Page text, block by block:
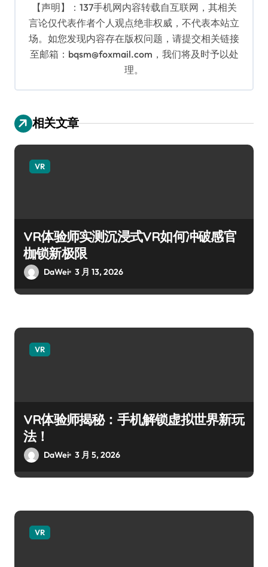
【声明】：137手机网内容转载自互联网，其相关
言论仅代表作者个人观点绝非权威，不代表本站立
场。如您发现内容存在版权问题，请提交相关链接
至邮箱：bqsm@foxmail.com，我们将及时予以处
理。
相关文章
VR
VR体验师实测沉浸式VR如何冲破感官
枷锁新极限
DaWei 3 月 13, 2026
VR
VR体验师揭秘：手机解锁虚拟世界新玩
法！
DaWei 3 月 5, 2026
VR